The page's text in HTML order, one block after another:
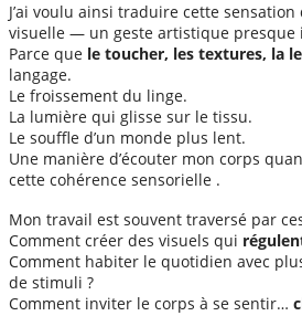
J’ai voulu ainsi traduire cette sensation
visuelle — un geste artistique presque
Parce que le toucher, les textures, la
langage.
Le froissement du linge.
La lumière qui glisse sur le tissu.
Le souffle d’un monde plus lent.
Une manière d’écouter mon corps
cette cohérence sensorielle .
Mon travail est souvent traversé par
Comment créer des visuels qui
Comment habiter le quotidien avec
de stimuli ?
Comment inviter le corps à se sentir…